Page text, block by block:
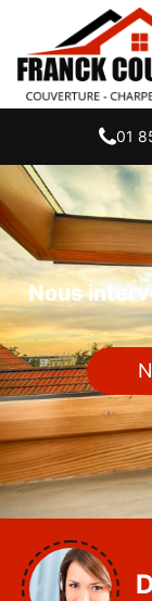
01
Nous